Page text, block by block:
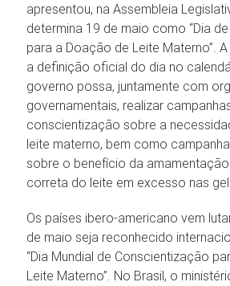
apresentou, na Assembleia
determina 19 de maio como “Dia
para a Doação de Leite Materno”.
a definição oficial do dia no
governo possa, juntamente com
governamentais, realizar
conscientização sobre a
leite materno, bem como
sobre o benefício da
correta do leite em excesso nas
Os países ibero-americano vem
de maio seja reconhecido
“Dia Mundial de Conscientização
Leite Materno”. No Brasil, o